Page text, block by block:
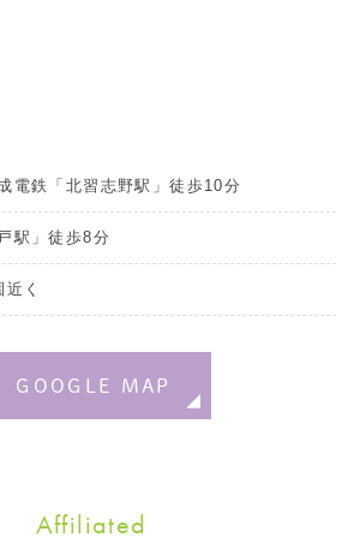
電鉄「北習志野駅」徒歩10分
駅」徒歩8分
く
GOOGLE MAP
Affiliated